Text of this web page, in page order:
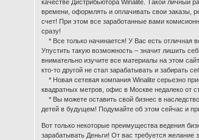
качестве Дистрибьютора Winalite. Такой личный
времени, оформлять и оплачивать свои заказы,
счет! При этом все заработанные вами
сразу!
* Все только начинается! У Вас есть отличная
Упустить такую возможность – значит лишить
внимательно изучите все материалы на этом
кто-то другой не стал зарабатывать и забирать
* Новая сетевая компания Winalite серьезно
квадратных метров, офис в Москве недалеко от
* Вы можете оставить свой бизнес в
детей в будущем! Подумайте об этом сейчас и
Вот только некоторые преимущества ведения
зарабатывать Деньги! От вас требуется